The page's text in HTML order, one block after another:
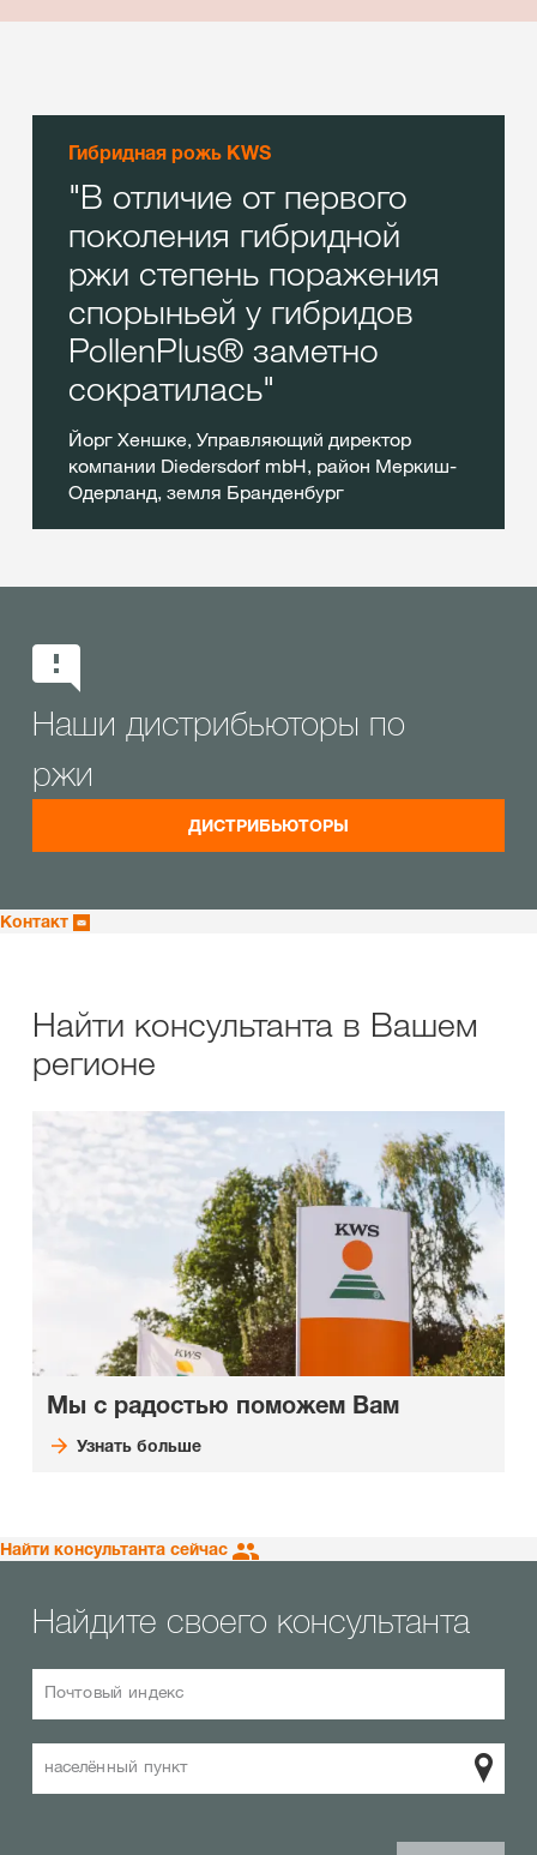
Гибридная рожь KWS
В отличие от первого
поколения гибридной
ржи степень поражения
спорыньей у гибридов
PollenPlus® заметно
сократилась
Йорг Хеншке, Управляющий директор
компании Diedersdorf mbH, район Меркиш-
Одерланд, земля Бранденбург
Наши дистрибьюторы по
ржи
ДИСТРИБЬЮТОРЫ
Контакт
Найти консультанта в Вашем
регионе
Мы с радостью поможем Вам
Узнать больше
Найти консультанта сейчас
Найдите своего консультанта
Почтовый индекс
населённый пункт